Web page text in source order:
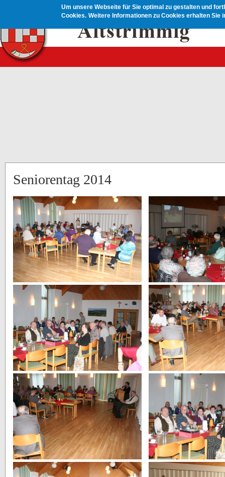
Um unsere Webseite für Sie optimal zu gestalten und
Cookies. Weitere Informationen zu Cookies erhalten Sie
Seniorentag 2014